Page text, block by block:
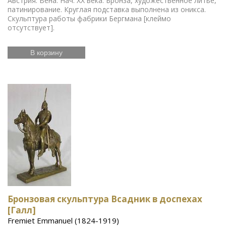
патинирование. Круглая подставка выполнена из оникса.
Скульптура работы фабрики Бергмана [клеймо
отсутствует].
В корзину
Бронзовая скульптура Всадник в доспехах
[Галл]
Fremiet Emmanuel (1824-1919)